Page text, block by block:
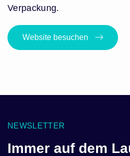
Verpackung.
Website besuchen
NEWSLETTER
Immer auf dem